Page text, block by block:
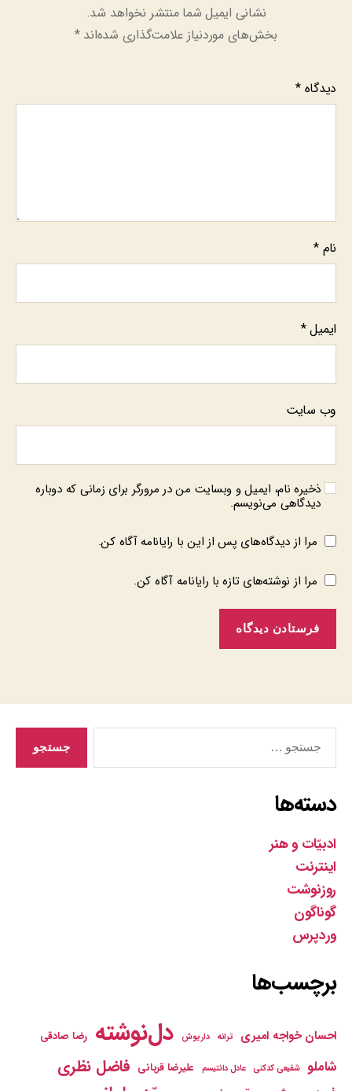
نشانی ایمیل شما منتشر نخواهد شد.
بخش‌های موردنیاز علامت‌گذاری شده‌اند*
دیدگاه*
نام *
ایمیل*
وب‌ سایت
ذخیره نام، ایمیل و وبسایت من در مرورگر برای زمانی که دوباره
دیدگاهی می‌نویسم.
مرا از دیدگاه‌های پس از این با رایانامه آگاه کن.
مرا از نوشته‌های تازه با رایانامه آگاه کن.
دسته‌ها
ادبیّات و هنر
اینترنت
روزنوشت
گوناگون
وردپرس
برچسب‌ها
احسان خواجه امیری ترانه داریوش دل‌نوشته رضا صادقی
شاملو شفیعی کدکنی عادل دانتیسم علیرضا قربانی فاضل نظری